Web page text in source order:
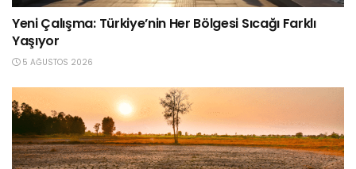
Yeni Çalışma: Türkiye’nin Her Bölgesi Sıcağı Farklı
Yaşıyor
5 AĞUSTOS 2026